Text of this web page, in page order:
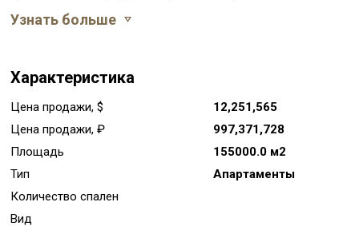
Благодаря постоянным инновациям в области управления,
В последние годы компания зарекомендовала себя как
Ближнем Востоке и в Северной Африке и выполнила
множество крупных проектов в ОАЭ, Бахрейне,
Катаре, Кувейте, Саудовской Аравии, Иране и Алжире.
Благодаря высоким технологиям и новейшему
промышленной стандартизации и удовлетворяет
потребности различных отраслей промышленности в
Производственная мощность компании составляет
Узнать больше
Характеристика
Цена продажи, $
12,251,565
Цена продажи, ₽
997,371,728
Площадь
155000.0 м2
Тип
Апартаменты
Количество спален
Вид